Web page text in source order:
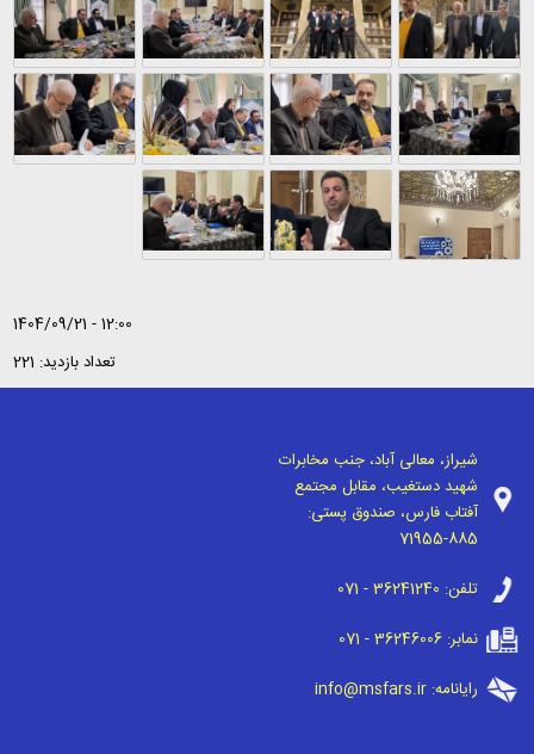
1404/09/21 - 12:00
تعداد بازدید: 221
شیراز، معالی آباد، جنب مخابرات
شهید دستغیب، مقابل مجتمع
آفتاب فارس، صندوق پستی:
71955-885
تلفن: 071 - 36241240
نمابر:071 - 36246006
رایانامه:info@msfars.ir